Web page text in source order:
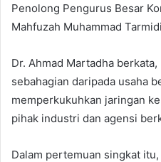
Penolong Pengurus Besar
Mahfuzah Muhammad
Dr. Ahmad Martadha
sebahagian daripada usaha
memperkukuhkan jaringan
pihak industri dan agensi
Dalam pertemuan singkat